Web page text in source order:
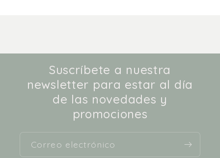
Suscríbete a nuestra
newsletter para estar al día
de las novedades y
promociones
Correo electrónico